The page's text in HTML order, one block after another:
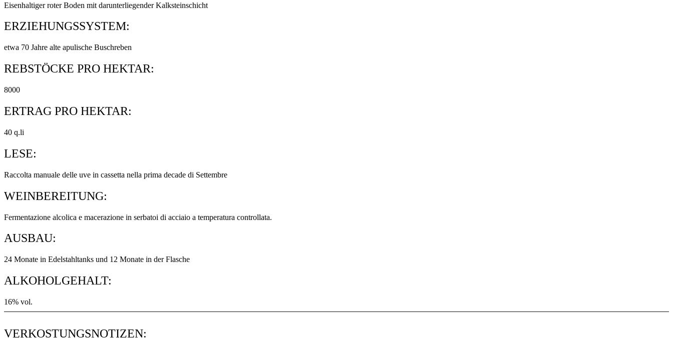
Eisenhaltiger roter Boden mit darunterliegender Kalksteinschicht
ERZIEHUNGSSYSTEM:
etwa 70 Jahre alte apulische Buschreben
REBSTÖCKE PRO HEKTAR:
8000
ERTRAG PRO HEKTAR:
40 q.li
LESE:
Raccolta manuale delle uve in cassetta nella prima decade di Settembre
WEINBEREITUNG:
Fermentazione alcolica e macerazione in serbatoi di acciaio a temperatura controllata.
AUSBAU:
24 Monate in Edelstahltanks und 12 Monate in der Flasche
ALKOHOLGEHALT:
16% vol.
VERKOSTUNGSNOTIZEN: